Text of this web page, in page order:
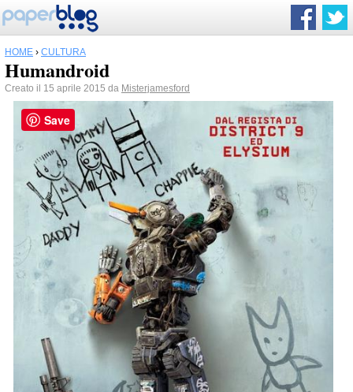
HOME › CULTURA
Humandroid
Creato il 15 aprile 2015 da Misterjamesford
Save